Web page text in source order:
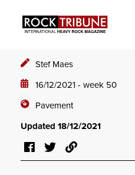
Stef Maes
16/12/2021 - week 50
Pavement
Updated 18/12/2021